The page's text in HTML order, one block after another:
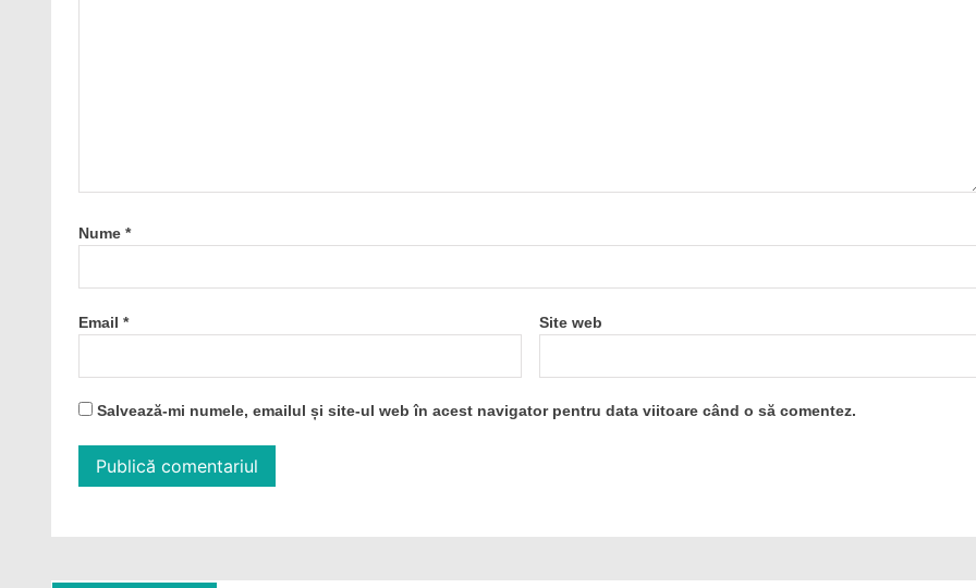
Nume *
Email * Site web
Salvează-mi numele, emailul și site-ul web în acest navigator pentru data viitoare când o să comentez.